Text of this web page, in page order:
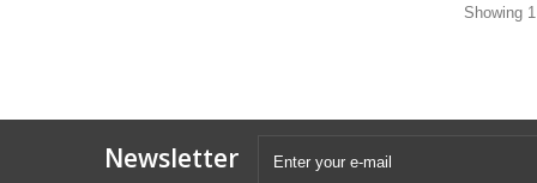
Showing
Newsletter